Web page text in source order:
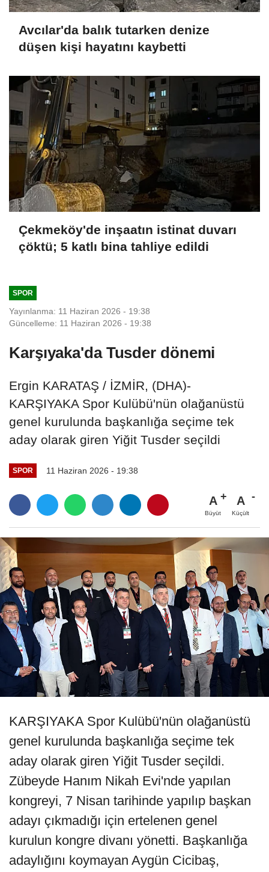
Avcılar'da balık tutarken denize
düşen kişi hayatını kaybetti
Çekmeköy'de inşaatın istinat duvarı
çöktü; 5 katlı bina tahliye edildi
SPOR
Yayınlanma: 11 Haziran 2026 - 19:38
Güncelleme: 11 Haziran 2026 - 19:38
Karşıyaka'da Tusder dönemi
Ergin KARATAŞ / İZMİR, (DHA)-
KARŞIYAKA Spor Kulübü'nün olağanüstü
genel kurulunda başkanlığa seçime tek
aday olarak giren Yiğit Tusder seçildi
SPOR 11 Haziran 2026 - 19:38
A
Büyüt
A
Küçült
KARŞIYAKA Spor Kulübü'nün olağanüstü
genel kurulunda başkanlığa seçime tek
aday olarak giren Yiğit Tusder seçildi.
Zübeyde Hanım Nikah Evi'nde yapılan
kongreyi, 7 Nisan tarihinde yapılıp başkan
adayı çıkmadığı için ertelenen genel
kurulun kongre divanı yönetti. Başkanlığa
adaylığını koymayan Aygün Cicibaş,